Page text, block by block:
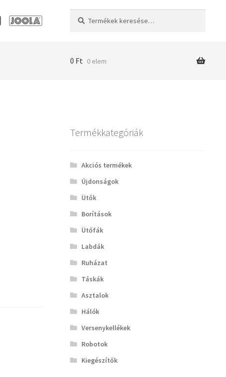
0 Ft 0 elem
Termékkategóriák
Akciós termékek
Újdonságok
Ütők
Borítások
Ütőfák
Labdák
Ruházat
Táskák
Asztalok
Hálók
Versenykellékek
Robotok
Kiegészítők